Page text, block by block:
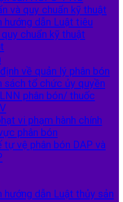
và quy chuẩn kỹ thuật
hướng dẫn Luật tiêu
chuẩn kỹ thuật
về quản lý phân bón
sách tổ chức ủy quyền
phân bón/ thuốc
vi phạm hành chính
phân bón
tự vệ phân bón DAP và
hướng dẫn Luật thủy sản